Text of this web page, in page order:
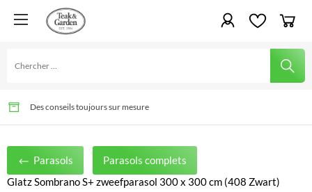
Le plaisir de jardiner depuis des générations
Livraison rapide et montage possible
Des conseils toujours sur mesure
Parasols
Parasols complets
Glatz Sombrano S+ zweefparasol 300 x 300 cm (408 Zwart)